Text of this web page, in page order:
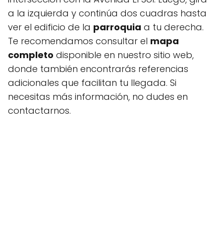
a la izquierda y continúa dos cuadras hasta
ver el edificio de la parroquia a tu derecha.
Te recomendamos consultar el mapa
completo disponible en nuestro sitio web,
donde también encontrarás referencias
adicionales que facilitan tu llegada. Si
necesitas más información, no dudes en
contactarnos.